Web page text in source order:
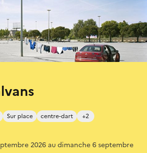
Sur place centre-dart +2
2026 au dimanche 6 septembre